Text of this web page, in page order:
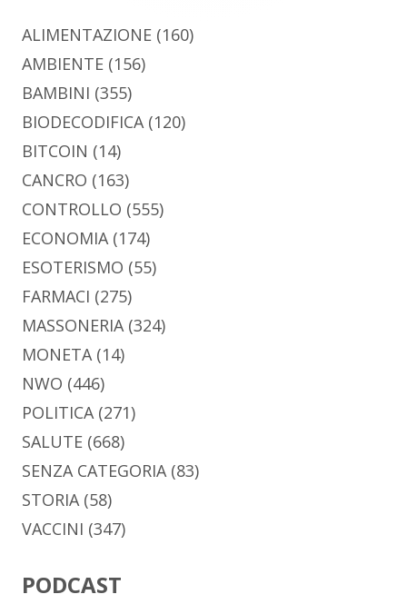
ALIMENTAZIONE (160)
AMBIENTE (156)
BAMBINI (355)
BIODECODIFICA(120)
BITCOIN (14)
CANCRO (163)
CONTROLLO (555)
ECONOMIA(174)
ESOTERISMO (55)
FARMACI (275)
MASSONERIA(324)
MONETA(14)
NWO (446)
POLITICA(271)
SALUTE (668)
SENZA CATEGORIA(83)
STORIA(58)
VACCINI (347)
PODCAST